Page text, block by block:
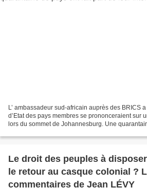
L’ ambassadeur sud-africain auprès des BRICS
d’Etat des pays membres se prononceraient sur
lors du sommet de Johannesburg. Une
Le droit des peuples à disposer d'eux-mêmes ou
le retour au casque colonial ?
commentaires de Jean LÉVY